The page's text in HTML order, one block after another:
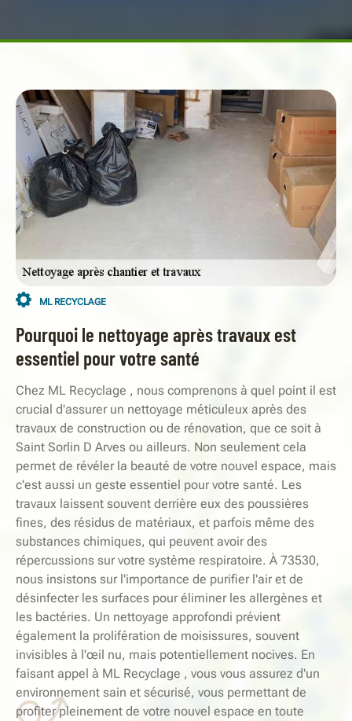
ML RECYCLAGE
Pourquoi le nettoyage après travaux est
essentiel pour votre santé
Chez ML Recyclage , nous comprenons à quel point il est
crucial d'assurer un nettoyage méticuleux après des
travaux de construction ou de rénovation, que ce soit à
Saint Sorlin D Arves ou ailleurs. Non seulement cela
permet de révéler la beauté de votre nouvel espace, mais
c'est aussi un geste essentiel pour votre santé. Les
travaux laissent souvent derrière eux des poussières
fines, des résidus de matériaux, et parfois même des
substances chimiques, qui peuvent avoir des
répercussions sur votre système respiratoire. À 73530,
nous insistons sur l'importance de purifier l'air et de
désinfecter les surfaces pour éliminer les allergènes et
les bactéries. Un nettoyage approfondi prévient
également la prolifération de moisissures, souvent
invisibles à l'œil nu, mais potentiellement nocives. En
faisant appel à ML Recyclage , vous vous assurez d'un
environnement sain et sécurisé, vous permettant de
profiter pleinement de votre nouvel espace en toute